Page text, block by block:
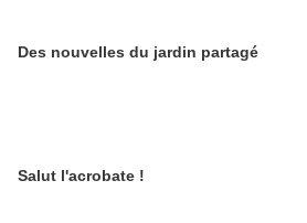
Des nouvelles du jardin partagé
Salut l'acrobate !